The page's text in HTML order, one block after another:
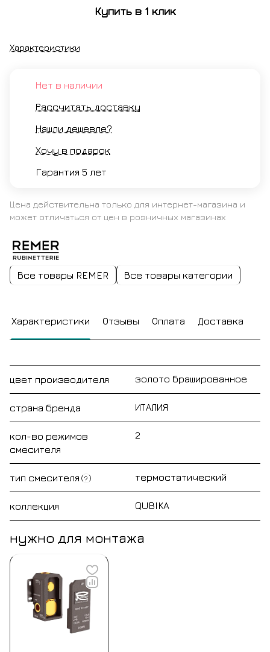
брашированный
Купить в 1 клик
Характеристики
Нет в наличии
Рассчитать доставку
Нашли дешевле?
Хочу в подарок
Гарантия 5 лет
Цена действительна только для интернет-магазина и
может отличаться от цен в розничных магазинах
Все товары REMER Все товары категории
Характеристики Отзывы Оплата Доставка
цвет производителя золото брашированное
страна бренда ИТАЛИЯ
кол-во режимов
смесителя
2
тип смесителя ? термостатический
коллекция QUBIKA
нужно для монтажа